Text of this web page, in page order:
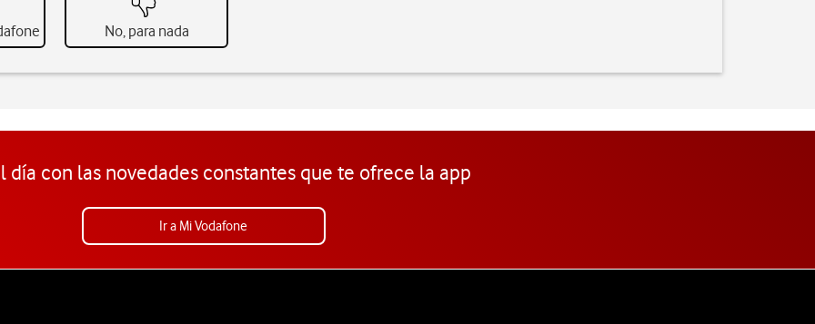
No, para nada
día con las novedades constantes que te ofrece la app
Ir a Mi Vodafone